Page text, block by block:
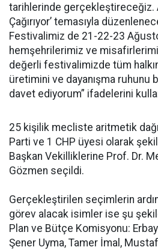
tarihlerinde gerçekleştireceğiz.
Çağırıyor’ temasıyla
Festivalimiz de 21-22-23
hemşehrilerimiz ve
değerli festivalimizde tüm
üretimini ve dayanışma ruhunu
davet ediyorum” ifadelerini
25 kişilik mecliste aritmetik
Parti ve 1 CHP üyesi olarak
Başkan Vekilliklerine Prof. Dr.
Gözmen seçildi.
Gerçekleştirilen seçimlerin
görev alacak isimler ise şu
Plan ve Bütçe Komisyonu: Erbay
Şener Uyma, Tamer İmal,